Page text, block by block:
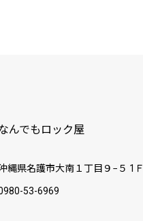
んでもロック屋
縄県名護市大南１丁目９−５ 1Ｆ
53-6969